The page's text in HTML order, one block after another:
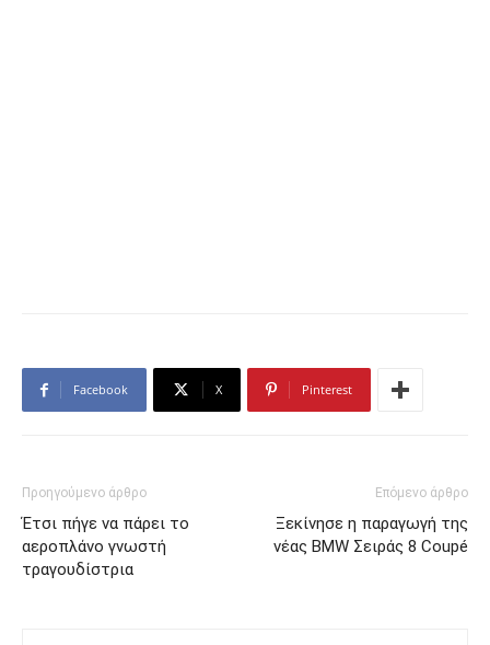
Facebook X Pinterest
Προηγούμενο άρθρο
Έτσι πήγε να πάρει το
αεροπλάνο γνωστή
τραγουδίστρια
Επόμενο άρθρο
Ξεκίνησε η παραγωγή της
νέας BMW Σειράς 8 Coupé